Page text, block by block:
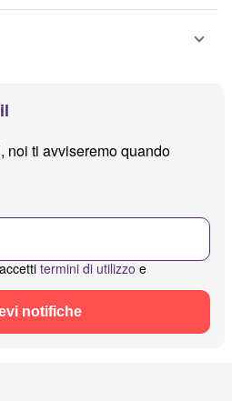
noi ti avviseremo quando
termini di utilizzo e
notifiche